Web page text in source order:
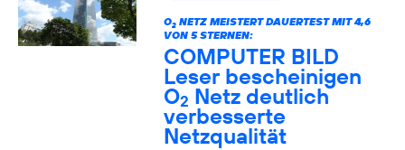
O2NETZ MEISTERT DAUERTEST MIT 4,6
VON 5 STERNEN:
COMPUTER BILD
Leser bescheinigen
O2 Netz deutlich
verbesserte
Netzqualität